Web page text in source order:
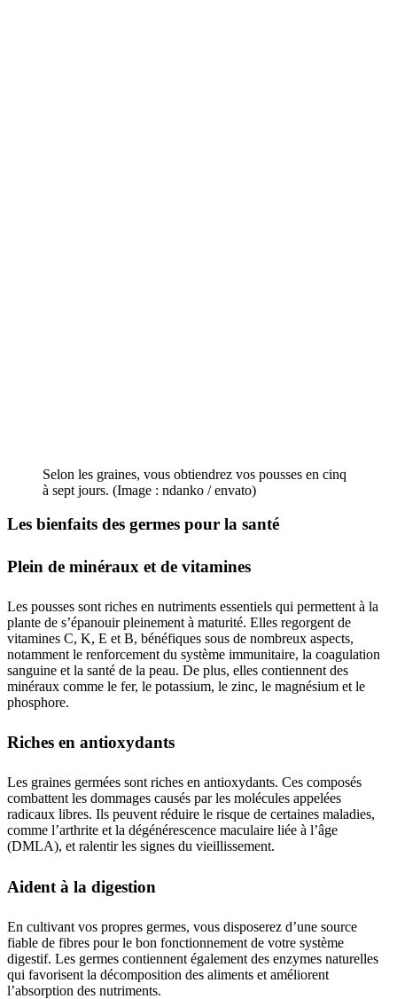
Selon les graines, vous obtiendrez vos pousses en cinq
à sept jours. (Image : ndanko / envato)
Les bienfaits des germes pour la santé
Plein de minéraux et de vitamines
Les pousses sont riches en nutriments essentiels qui permettent à la
plante de s’épanouir pleinement à maturité. Elles regorgent de
vitamines C, K, E et B, bénéfiques sous de nombreux aspects,
notamment le renforcement du système immunitaire, la coagulation
sanguine et la santé de la peau. De plus, elles contiennent des
minéraux comme le fer, le potassium, le zinc, le magnésium et le
phosphore.
Riches en antioxydants
Les graines germées sont riches en antioxydants. Ces composés
combattent les dommages causés par les molécules appelées
radicaux libres. Ils peuvent réduire le risque de certaines maladies,
comme l’arthrite et la dégénérescence maculaire liée à l’âge
(DMLA), et ralentir les signes du vieillissement.
Aident à la digestion
En cultivant vos propres germes, vous disposerez d’une source
fiable de fibres pour le bon fonctionnement de votre système
digestif. Les germes contiennent également des enzymes naturelles
qui favorisent la décomposition des aliments et améliorent
l’absorption des nutriments.